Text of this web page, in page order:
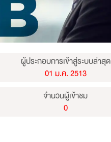
ผู้ประกอบการเข้าสู่ระบบล่าสุด
01 ม.ค. 2513
จำนวนผู้เข้าชม
0